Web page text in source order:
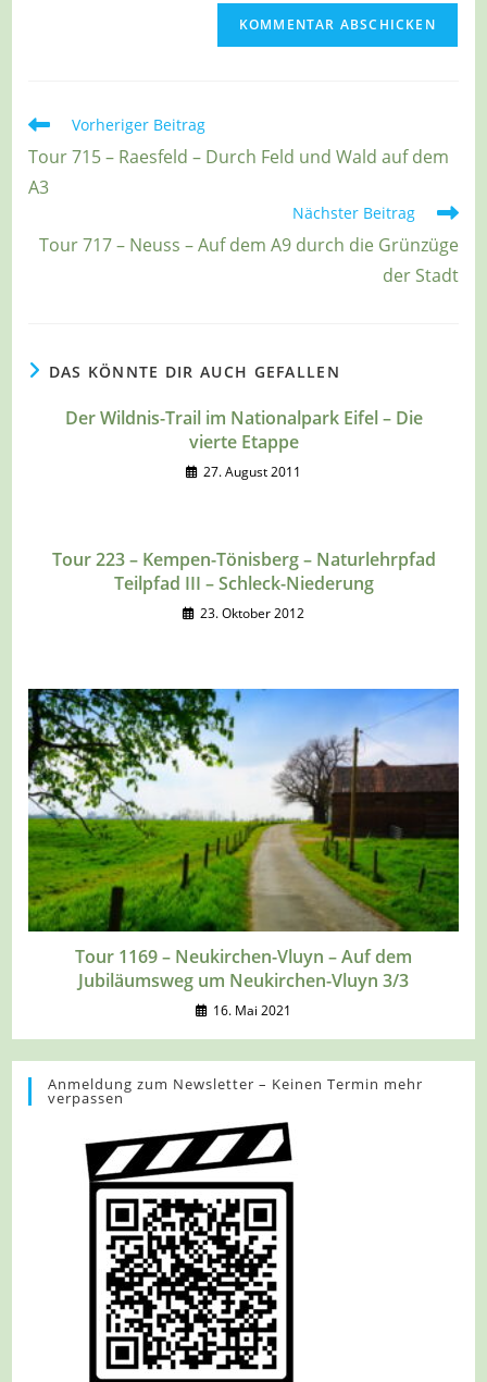
Weitere
ansehen
Vorheriger Beitrag
Tour 715 – Raesfeld – Durch Feld und Wald auf dem
A3
Nächster Beitrag
Tour 717 – Neuss – Auf dem A9 durch die Grünzüge
der Stadt
DAS KÖNNTE DIR AUCH GEFALLEN
Der Wildnis-Trail im Nationalpark Eifel – Die
vierte Etappe
27. August 2011
Tour 223 – Kempen-Tönisberg – Naturlehrpfad
Teilpfad III – Schleck-Niederung
23. Oktober 2012
Tour 1169 – Neukirchen-Vluyn – Auf dem
Jubiläumsweg um Neukirchen-Vluyn 3/3
16. Mai 2021
Anmeldung zum Newsletter – Keinen Termin mehr
verpassen